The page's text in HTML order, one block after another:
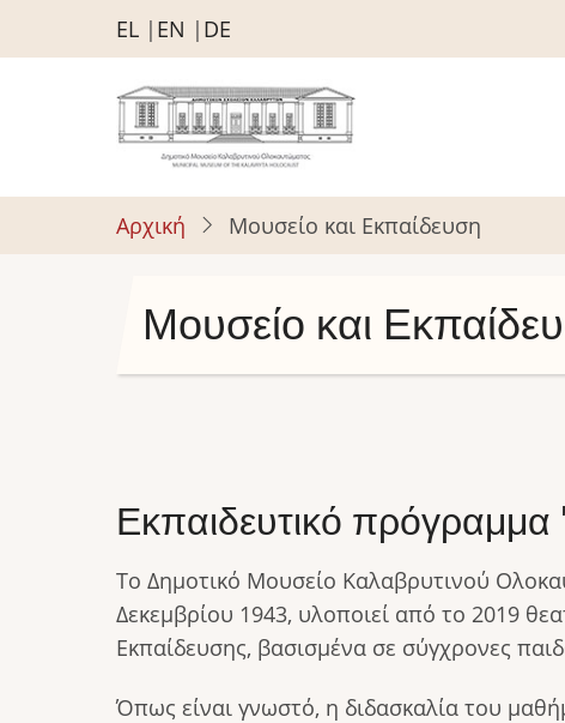
Παράκαμψη
προς
περιεχόμενο
EL EN DE
Αρχική Μουσείο και Εκπαίδευση
Μουσείο και
Εκπαιδευτικό πρόγραμμα
Tο Δημοτικό Μουσείο Καλαβρυτινού
Δεκεμβρίου 1943, υλοποιεί από το 2019
Εκπαίδευσης, βασισμένα σε σύγχρονες
Όπως είναι γνωστό, η διδασκαλία του